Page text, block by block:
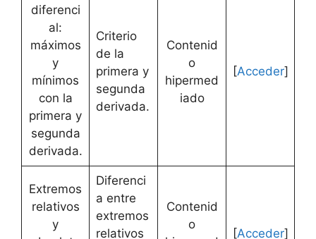
diferenci
al:
máximos
y
mínimos
con la
primera y
segunda
derivada.
Criterio
de la
primera y
segunda
derivada.
Contenid
o
hipermed
iado
[Acceder]
Extremos
relativos
y
Diferenci
a entre
extremos
relativos
Contenid
o
[Acceder]